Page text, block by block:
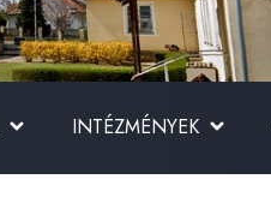
INTÉZMÉNYEK